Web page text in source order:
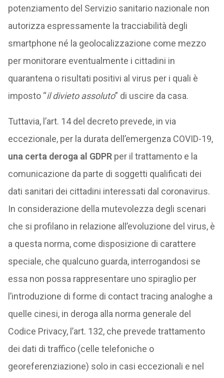
potenziamento del Servizio sanitario nazionale non
autorizza espressamente la tracciabilità degli
smartphone né la geolocalizzazione come mezzo
per monitorare eventualmente i cittadini in
quarantena o risultati positivi al virus per i quali è
imposto “il divieto assoluto” di uscire da casa.
Tuttavia, l’art. 14 del decreto prevede, in via
eccezionale, per la durata dell’emergenza COVID-19,
una certa deroga al GDPR per il trattamento e la
comunicazione da parte di soggetti qualificati dei
dati sanitari dei cittadini interessati dal coronavirus.
In considerazione della mutevolezza degli scenari
che si profilano in relazione all’evoluzione del virus, è
a questa norma, come disposizione di carattere
speciale, che qualcuno guarda, interrogandosi se
essa non possa rappresentare uno spiraglio per
l’introduzione di forme di contact tracing analoghe a
quelle cinesi, in deroga alla norma generale del
Codice Privacy, l’art. 132, che prevede trattamento
dei dati di traffico (celle telefoniche o
georeferenziazione) solo in casi eccezionali e nel